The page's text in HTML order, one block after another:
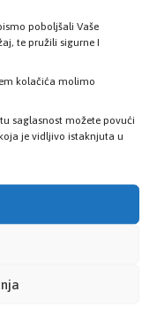
poboljšali Vaše
te pružili sigurne I
kolačića molimo
saglasnost možete povući
je vidljivo istaknjuta u